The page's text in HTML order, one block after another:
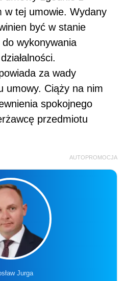
w tej umowie. Wydany
być w stanie
wykonywania
za wady
umowy. Ciąży na nim
spokojnego
przedmiotu
AUTOPROMOCJA
Jurga